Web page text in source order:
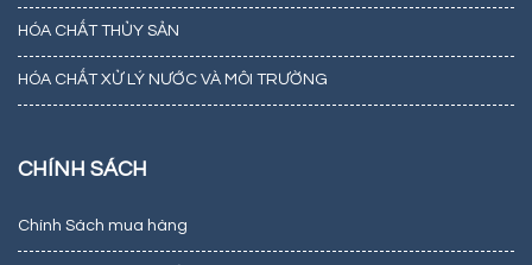
HÓA CHẤT THỦY SẢN
HÓA CHẤT XỬ LÝ NƯỚC VÀ MÔI TRƯỜNG
CHÍNH SÁCH
Chính Sách mua hàng